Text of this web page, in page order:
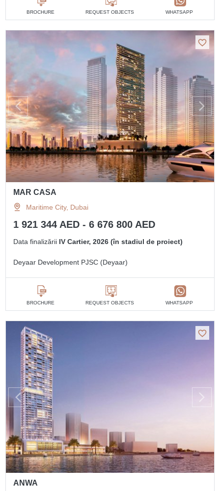
BROCHURE REQUEST OBJECTS WHATSAPP
MAR CASA
Maritime City, Dubai
1 921 344 AED - 6 676 800 AED
Data finalizării IV Cartier, 2026 (în stadiul de proiect)
Deyaar Development PJSC (Deyaar)
BROCHURE REQUEST OBJECTS WHATSAPP
ANWA